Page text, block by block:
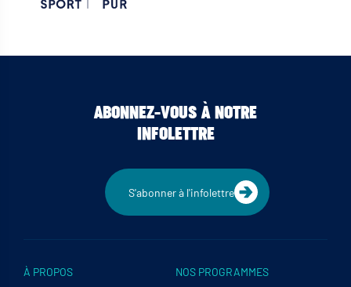
ABONNEZ-VOUS À NOTRE
INFOLETTRE
S'abonner à l'infolettre
À PROPOS
NOS PROGRAMMES